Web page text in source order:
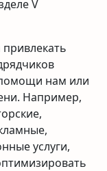
V
помощи нам или
Например,
услуги,